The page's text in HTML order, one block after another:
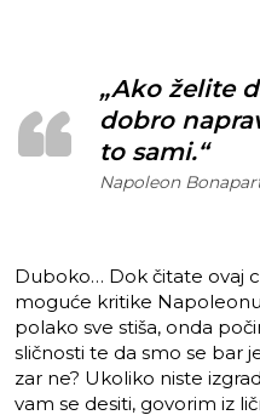
„Ako želite
dobro
to sami.“
Napoleon
Duboko… Dok čitate ovaj
moguće kritike
polako sve stiša, onda
sličnosti te da smo se bar
zar ne? Ukoliko niste
vam se desiti, govorim iz